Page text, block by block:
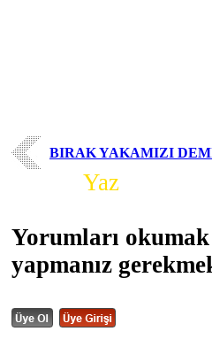
BIRAK YAKAMIZI
Yaz
Yorumları
yapmanız